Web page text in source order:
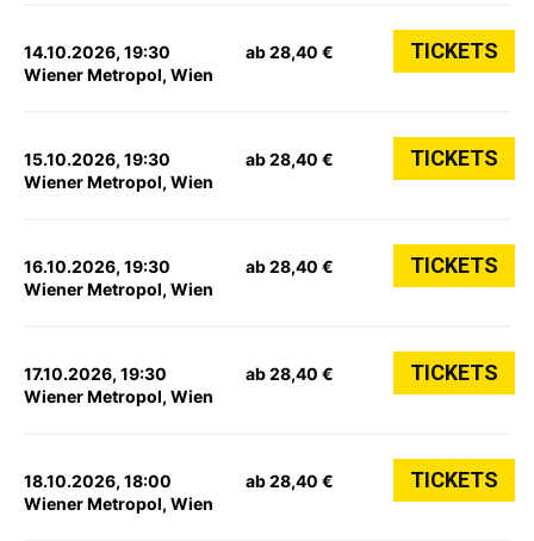
14.10.2026, 19:30
Wiener Metropol, Wien
ab 28,40 € TICKETS
15.10.2026, 19:30
Wiener Metropol, Wien
ab 28,40 € TICKETS
16.10.2026, 19:30
Wiener Metropol, Wien
ab 28,40 € TICKETS
17.10.2026, 19:30
Wiener Metropol, Wien
ab 28,40 € TICKETS
18.10.2026, 18:00
Wiener Metropol, Wien
ab 28,40 € TICKETS